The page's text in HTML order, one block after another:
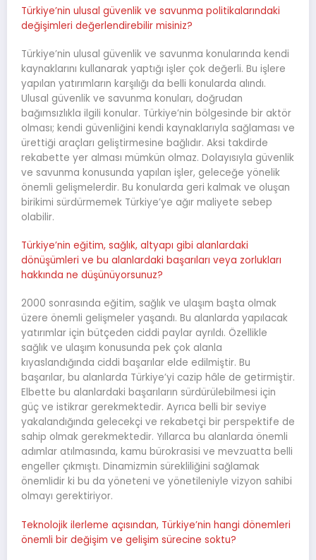
Türkiye’nin ulusal güvenlik ve savunma politikalarındaki
değişimleri değerlendirebilir misiniz?
Türkiye’nin ulusal güvenlik ve savunma konularında kendi
kaynaklarını kullanarak yaptığı işler çok değerli. Bu işlere
yapılan yatırımların karşılığı da belli konularda alındı.
Ulusal güvenlik ve savunma konuları, doğrudan
bağımsızlıkla ilgili konular. Türkiye’nin bölgesinde bir aktör
olması; kendi güvenliğini kendi kaynaklarıyla sağlaması ve
ürettiği araçları geliştirmesine bağlıdır. Aksi takdirde
rekabette yer alması mümkün olmaz. Dolayısıyla güvenlik
ve savunma konusunda yapılan işler, geleceğe yönelik
önemli gelişmelerdir. Bu konularda geri kalmak ve oluşan
birikimi sürdürmemek Türkiye’ye ağır maliyete sebep
olabilir.
Türkiye’nin eğitim, sağlık, altyapı gibi alanlardaki
dönüşümleri ve bu alanlardaki başarıları veya zorlukları
hakkında ne düşünüyorsunuz?
2000 sonrasında eğitim, sağlık ve ulaşım başta olmak
üzere önemli gelişmeler yaşandı. Bu alanlarda yapılacak
yatırımlar için bütçeden ciddi paylar ayrıldı. Özellikle
sağlık ve ulaşım konusunda pek çok alanla
kıyaslandığında ciddi başarılar elde edilmiştir. Bu
başarılar, bu alanlarda Türkiye’yi cazip hâle de getirmiştir.
Elbette bu alanlardaki başarıların sürdürülebilmesi için
güç ve istikrar gerekmektedir. Ayrıca belli bir seviye
yakalandığında gelecekçi ve rekabetçi bir perspektife de
sahip olmak gerekmektedir. Yıllarca bu alanlarda önemli
adımlar atılmasında, kamu bürokrasisi ve mevzuatta belli
engeller çıkmıştı. Dinamizmin sürekliliğini sağlamak
önemlidir ki bu da yöneteni ve yönetileniyle vizyon sahibi
olmayı gerektiriyor.
Teknolojik ilerleme açısından, Türkiye’nin hangi dönemleri
önemli bir değişim ve gelişim sürecine soktu?